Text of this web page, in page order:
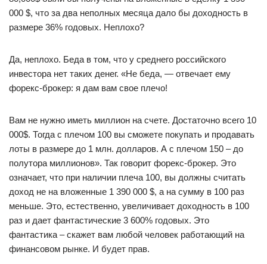
000 $, что за два неполных месяца дало бы доходность в
размере 36% годовых. Неплохо?
Да, неплохо. Беда в том, что у среднего российского
инвестора нет таких денег. «Не беда, — отвечает ему
форекс-брокер: я дам вам свое плечо!
Вам не нужно иметь миллион на счете. Достаточно всего 10
000$. Тогда с плечом 100 вы сможете покупать и продавать
лоты в размере до 1 млн. долларов. А с плечом 150 – до
полутора миллионов». Так говорит форекс-брокер. Это
означает, что при наличии плеча 100, вы должны считать
доход не на вложенные 1 390 000 $, а на сумму в 100 раз
меньше. Это, естественно, увеличивает доходность в 100
раз и дает фантастические 3 600% годовых. Это
фантастика – скажет вам любой человек работающий на
финансовом рынке. И будет прав.